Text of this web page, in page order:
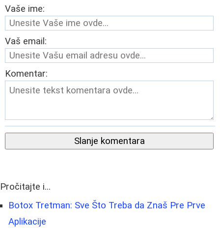
Vaše ime:
Vaš email:
Komentar:
Slanje komentara
Pročitajte i...
Botox Tretman: Sve Što Treba da Znaš Pre Prve
Aplikacije